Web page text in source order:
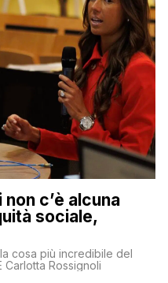
c’è alcuna
sociale,
cosa più incredibile del
Carlotta Rossignoli